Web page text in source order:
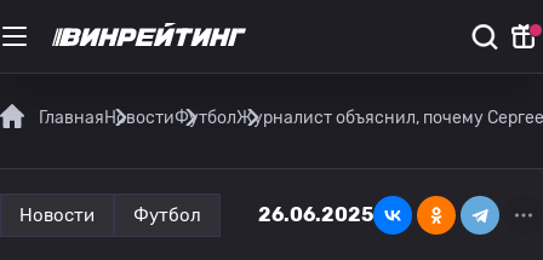
ГлавнаяНовостиФутболЖурналист объяснил, почему
Новости Футбол 26.06.2025